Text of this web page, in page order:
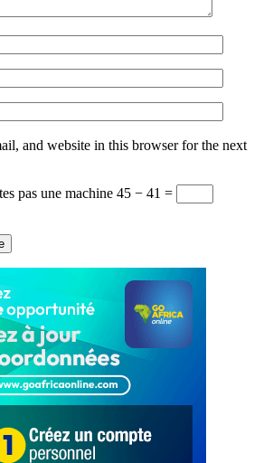
and website in this browser for the next
pas une machine 45 − 41 =